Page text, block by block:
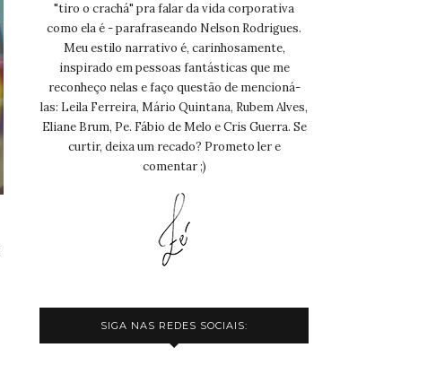
"tiro o crachá" pra falar da vida corporativa
como ela é - parafraseando Nelson Rodrigues.
Meu estilo narrativo é, carinhosamente,
inspirado em pessoas fantásticas que me
reconheço nelas e faço questão de mencioná-
las: Leila Ferreira, Mário Quintana, Rubem Alves,
Eliane Brum, Pe. Fábio de Melo e Cris Guerra. Se
curtir, deixa um recado? Prometo ler e
comentar ;)
SIGA NAS REDES SOCIAIS: